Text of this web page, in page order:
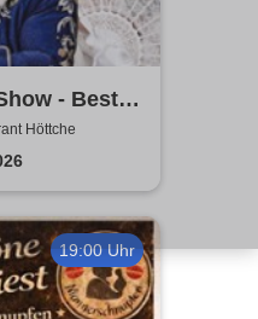
- Best
Höttche
19:00 Uhr